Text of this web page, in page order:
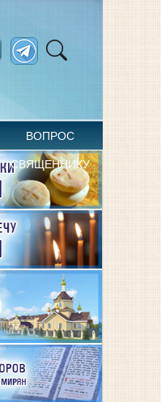
ВОПРОС
СВЯЩЕННИКУ